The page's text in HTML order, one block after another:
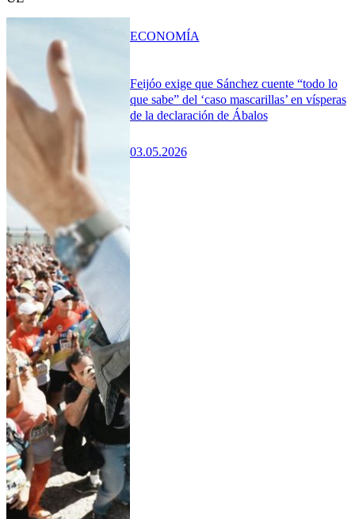
Feijóo exige que Sánchez cuente “todo lo
que sabe” del ‘caso mascarillas’ en vísperas
de la declaración de Ábalos
03.05.2026
ECONOMÍA